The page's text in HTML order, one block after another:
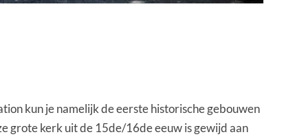
kun je namelijk de eerste historische gebouwen
grote kerk uit de 15de/16de eeuw is gewijd aan